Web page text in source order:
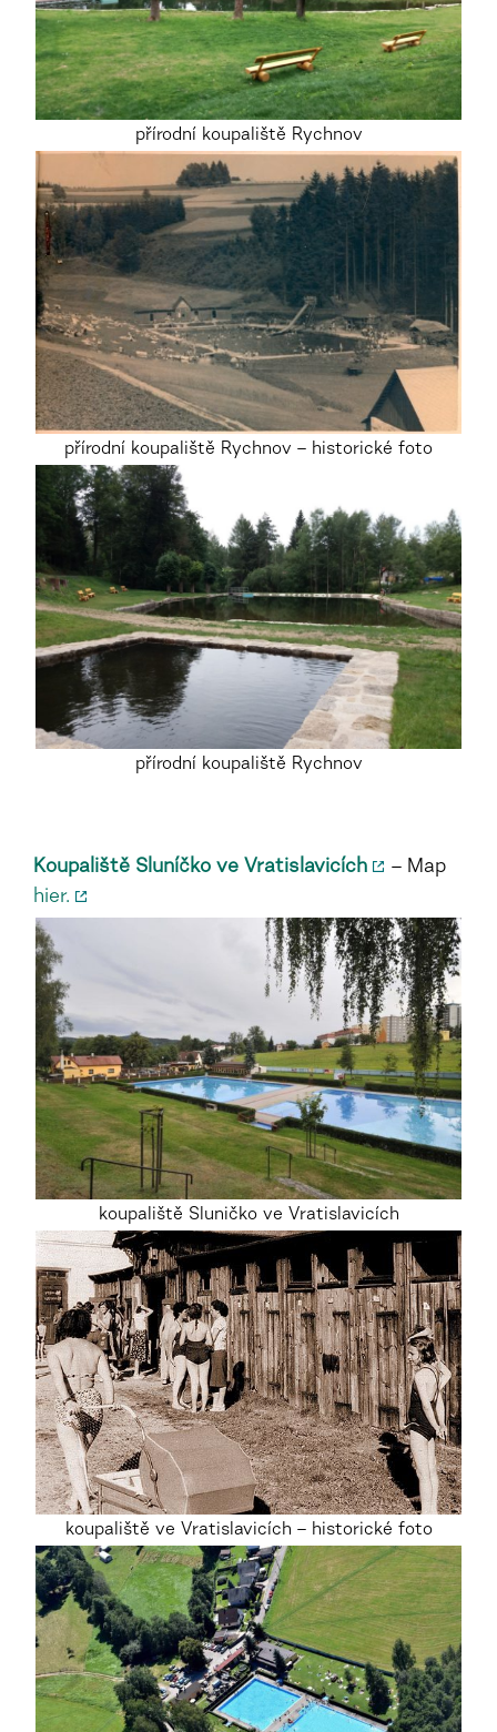
přírodní koupaliště Rychnov
přírodní koupaliště Rychnov – historické foto
přírodní koupaliště Rychnov
Koupaliště Sluníčko ve Vratislavicích
– Map
hier.
koupaliště Sluničko ve Vratislavicích
koupaliště ve Vratislavicích – historické foto